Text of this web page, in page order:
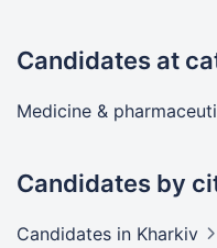
Candidates at
Medicine &
Candidates by
Candidates in Kharkiv